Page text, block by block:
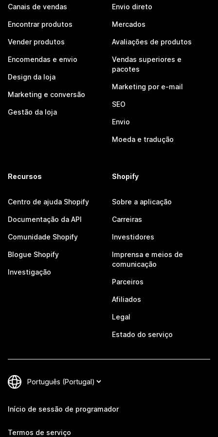
Canais de vendas
Encontrar produtos
Vender produtos
Encomendas e envio
Design da loja
Marketing e conversão
Gestão da loja
Envio direto
Mercados
Avaliações de produtos
Vendas superiores e
pacotes
Marketing por e-mail
SEO
Envio
Moeda e tradução
Recursos
Centro de ajuda Shopify
Documentação da API
Comunidade Shopify
Blogue Shopify
Investigação
Shopify
Sobre a aplicação
Carreiras
Investidores
Imprensa e meios de
comunicação
Parceiros
Afiliados
Legal
Estado do serviço
Início de sessão de programador
Termos de serviço